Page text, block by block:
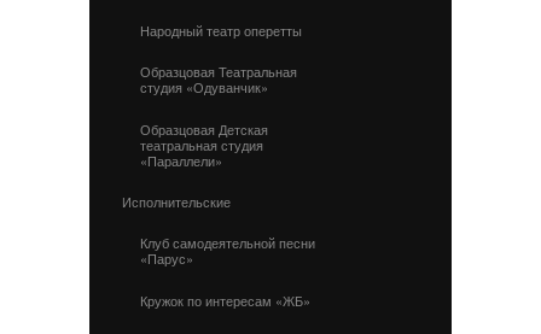
Народный театр оперетты
Образцовая Театральная
студия «Одуванчик»
Образцовая Детская
театральная студия
«Параллели»
Исполнительские
Клуб самодеятельной песни
«Парус»
Кружок по интересам «ЖБ»